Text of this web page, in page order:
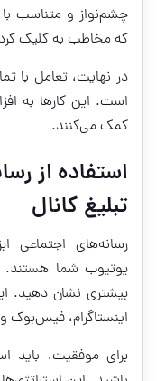
چشم‌نواز و متناسب
که مخاطب به کلیک
در نهایت، تعامل با
است. این کارها به
کمک می‌کنند.
استفاده از
تبلیغ کانال
رسانه‌های اجتماعی
یوتیوب شما هستند.
بیشتری نشان دهید.
اینستاگرام، فیس‌بوک
برای موفقیت، باید